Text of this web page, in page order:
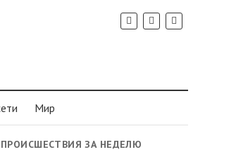
Мир
ПРОИСШЕСТВИЯ ЗА НЕДЕЛЮ